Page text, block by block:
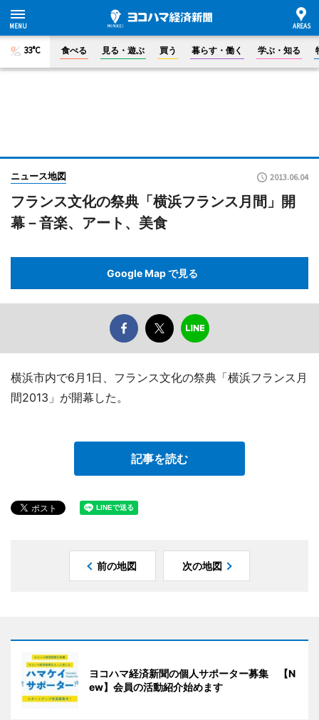
33°C 食べる 見る・遊ぶ 買う 暮らす・働く 学ぶ・知る
ニュース地図 2013.06.04
フランス文化の祭典「横浜フランス月間」開
幕－音楽、アート、美食
Google Map で見る
横浜市内で6月1日、フランス文化の祭典「横浜フランス月
間2013」が開幕した。
記事を読む
前の地図 次の地図
ヨコハマ経済新聞の個人サポーター募集 【N
ew】会員の活動紹介始めます